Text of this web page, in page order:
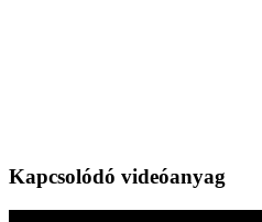
Kapcsolódó videóanyag